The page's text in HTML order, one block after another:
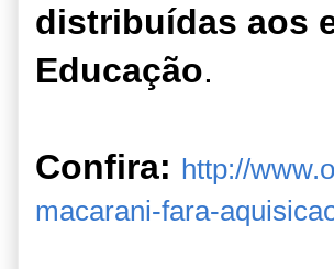
distribuídas aos
Educação.
Confira: http://
macarani-fara-